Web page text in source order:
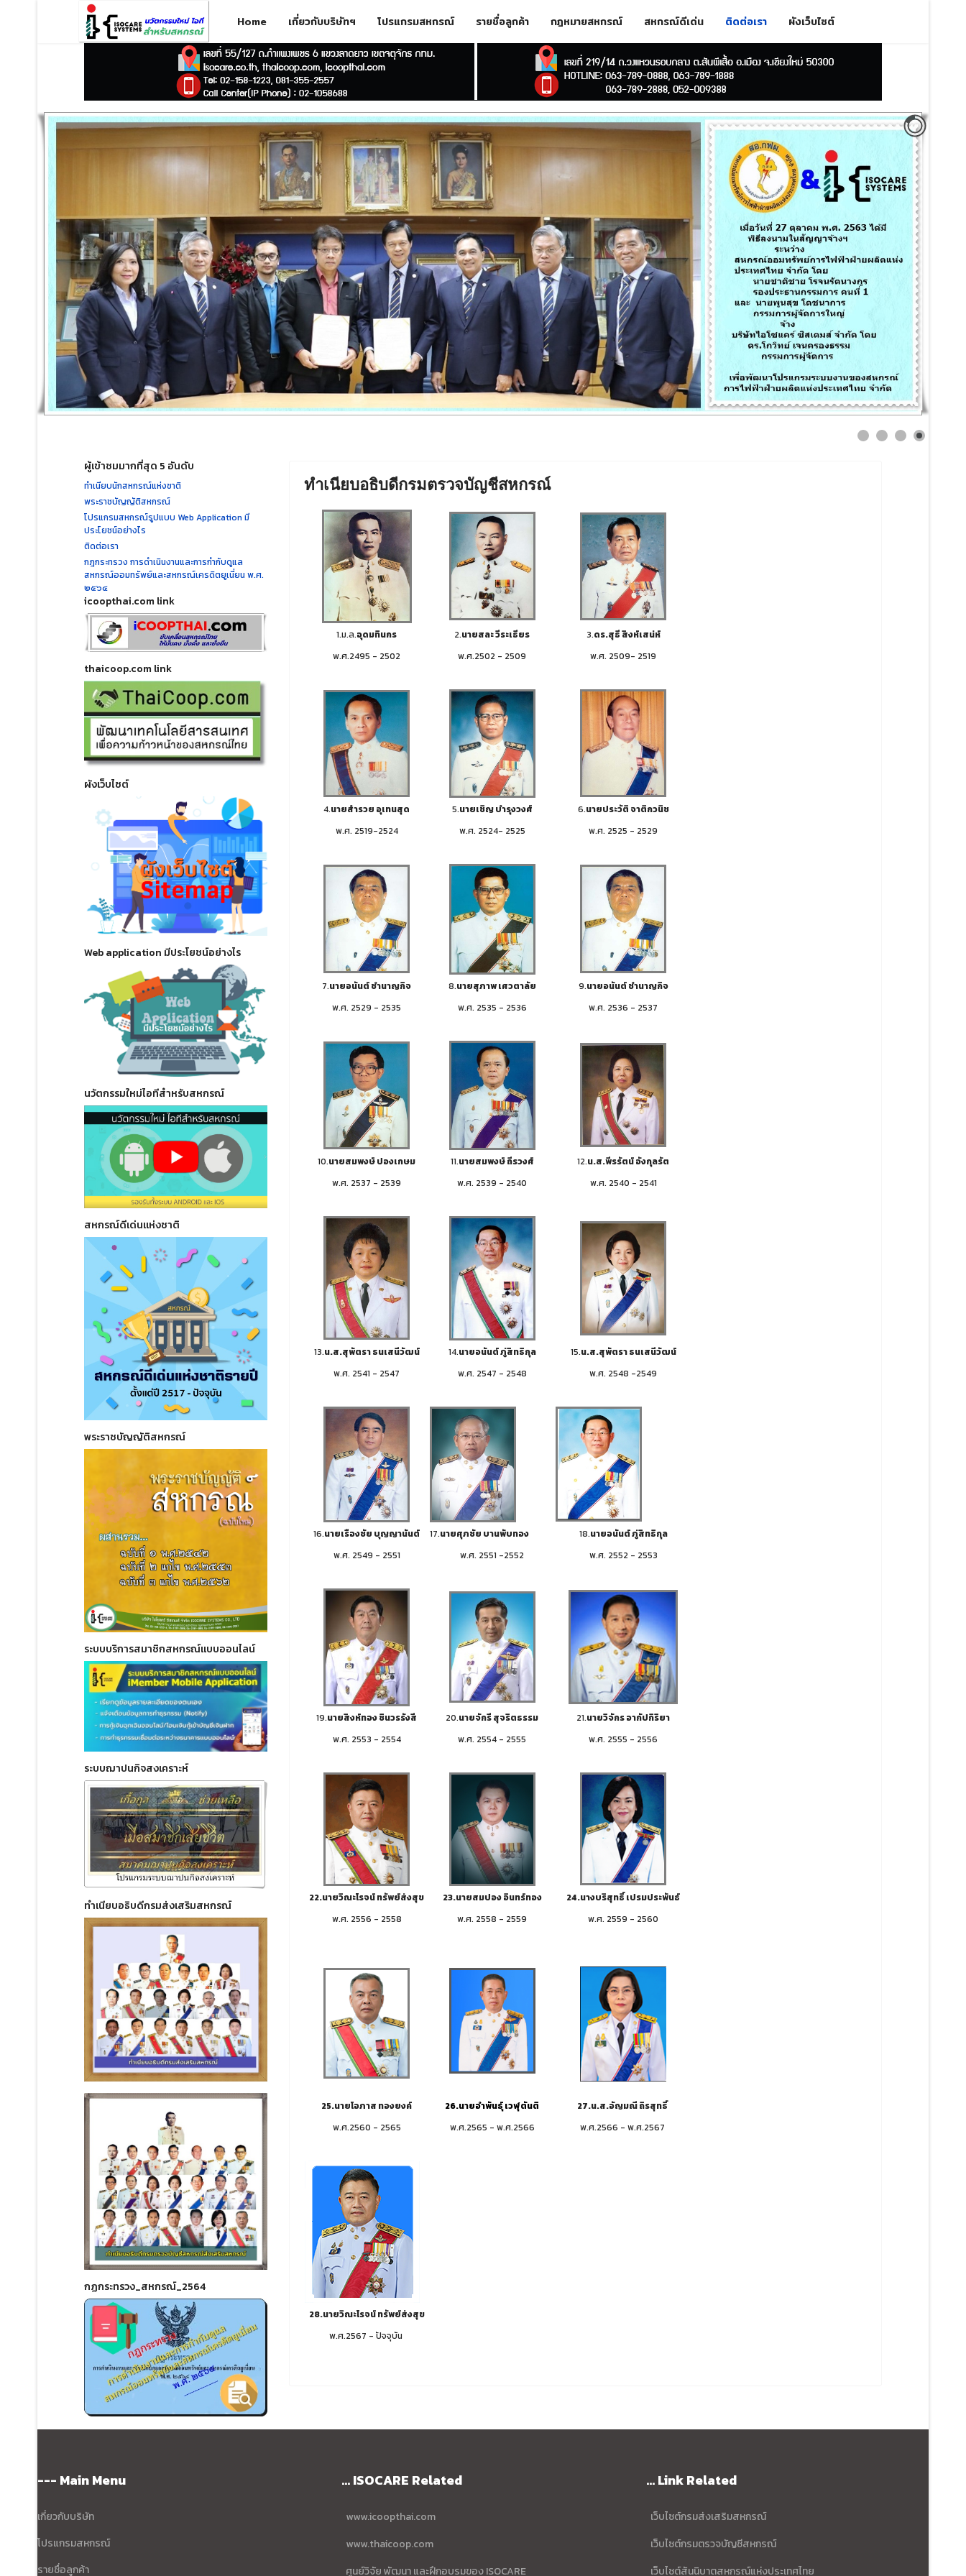
Home เกี่ยวกับบริษัทฯ โปรแกรมสหกรณ์ รายชื่อลูกค้า กฎหมายสหกรณ์ สหกรณ์ดีเด่น ติดต่อเรา ผังเว็บไซต์
ผู้เข้าชมมากที่สุด 5 อันดับ
ทำเนียบนักสหกรณ์แห่งชาติ
พระราชบัญญัติสหกรณ์
โปรแกรมสหกรณ์รูปแบบ Web Application มี
ประโยชน์อย่างไร
ติดต่อเรา
กฎกระทรวง การดำเนินงานและการกำกับดูแล
สหกรณ์ออมทรัพย์และสหกรณ์เครดิตยูเนี่ยน พ.ศ.
๒๕๖๔
icoopthai.com link
thaicoop.com link
ผังเว็บไซต์
Web application มีประโยชน์อย่างไร
นวัตกรรมใหม่ไอทีสำหรับสหกรณ์
สหกรณ์ดีเด่นแห่งชาติ
พระราชบัญญัติสหกรณ์
ระบบบริการสมาชิกสหกรณ์แบบออนไลน์
ระบบฌาปนกิจสงเคราะห์
ทำเนียบอธิบดีกรมส่งเสริมสหกรณ์
กฏกระทรวง_สหกรณ์_2564
ทำเนียบอธิบดีกรมตรวจบัญชีสหกรณ์
1.ม.ล.อุดมทินกร 2.นายสละ วีระเธียร 3.ดร.สุธี สิงห์เสน่ห์
พ.ศ.2495 - 2502
พ.ศ.2502 - 2509 พ.ศ. 2509- 2519
4.นายสำรวย อุเทนสุด 5.นายเชิญ บำรุงวงศ์ 6.นายประวัติ จาติกวนิช
พ.ศ. 2519-2524
พ.ศ. 2524- 2525 พ.ศ. 2525 - 2529
7.นายอนันต์ ชำนาญกิจ 8.นายสุภาพ เศวตาลัย 9.นายอนันต์ ชำนาญกิจ
พ.ศ. 2529 - 2535
พ.ศ. 2535 - 2536 พ.ศ. 2536 - 2537
10.นายสมพงษ์ ปองเกษม 11.นายสมพงษ์ ถีรวงศ์ 12.น.ส.พีรรัตน์ อังกุลรัต
พ.ศ. 2537 - 2539
พ.ศ. 2539 - 2540 พ.ศ. 2540 - 2541
13.น.ส.สุพัตรา ธนเสนีวัฒน์ 14.นายอนันต์ ภู่สิทธิกุล 15.น.ส.สุพัตรา ธนเสนีวัฒน์
พ.ศ. 2541 - 2547
พ.ศ. 2547 - 2548 พ.ศ. 2548 -2549
16.นายเรืองชัย บุญญานันต์ 17.นายศุภชัย บานพับทอง 18.นายอนันต์ ภู่สิทธิกุล
พ.ศ. 2549 - 2551
พ.ศ. 2551 -2552 พ.ศ. 2552 - 2553
19.นายสิงห์ทอง ชินวรรังสี 20.นายจักรี สุจริตธรรม 21.นายวิจักร อากัปกิริยา
พ.ศ. 2553 - 2554
พ.ศ. 2554 - 2555 พ.ศ. 2555 - 2556
22.นายวิณะโรจน์ ทรัพย์ส่งสุข 23.นายสมปอง อินทร์ทอง
24.นางบริสุทธิ์ เปรมประพันธ์
พ.ศ. 2556 - 2558
พ.ศ. 2558 - 2559 พ.ศ. 2559 - 2560
25.นายโอภาส ทองยงค์ 26.นายอำพันธุ์ เวฬุตันติ
27.น.ส.อัญมณี ถิรสุทธิ์
พ.ศ.2560 - 2565
พ.ศ.2565 - พ.ศ.2566 พ.ศ.2566 - พ.ศ.2567
28.นายวิณะโรจน์ ทรัพย์ส่งสุข
พ.ศ.2567 - ปัจจุบัน
--- Main Menu
เกี่ยวกับบริษัท
โปรแกรมสหกรณ์
รายชื่อลูกค้า
... ISOCARE Related
www.icoopthai.com
www.thaicoop.com
ศูนย์วิจัย พัฒนา และฝึกอบรมของ ISOCARE
... Link Related
เว็บไซต์กรมส่งเสริมสหกรณ์
เว็บไซต์กรมตรวจบัญชีสหกรณ์
เว็บไซต์สันนิบาตสหกรณ์แห่งประเทศไทย